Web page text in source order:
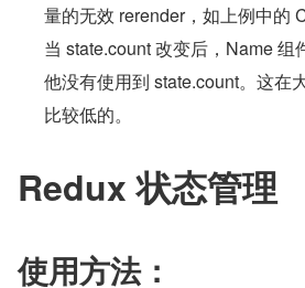
量的无效 rerender，如上例中的
当 state.count 改变后，Name 组
他没有使用到 state.count。这在
比较低的。
Redux 状态管理
使用方法：